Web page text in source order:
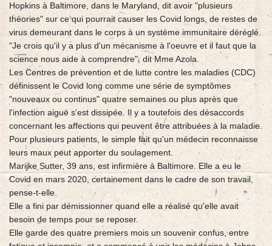
Hopkins à Baltimore, dans le Maryland, dit avoir "plusieurs
théories" sur ce qui pourrait causer les Covid longs, de restes de
virus demeurant dans le corps à un système immunitaire déréglé.
"Je crois qu'il y a plus d'un mécanisme à l'oeuvre et il faut que la
science nous aide à comprendre", dit Mme Azola.
Les Centres de prévention et de lutte contre les maladies (CDC)
définissent le Covid long comme une série de symptômes
"nouveaux ou continus" quatre semaines ou plus après que
l'infection aiguë s'est dissipée. Il y a toutefois des désaccords
concernant les affections qui peuvent être attribuées à la maladie.
Pour plusieurs patients, le simple fait qu'un médecin reconnaisse
leurs maux peut apporter du soulagement.
Marijke Sutter, 39 ans, est infirmière à Baltimore. Elle a eu le
Covid en mars 2020, certainement dans le cadre de son travail,
pense-t-elle.
Elle a fini par démissionner quand elle a réalisé qu'elle avait
besoin de temps pour se reposer.
Elle garde des quatre premiers mois un souvenir confus, entre